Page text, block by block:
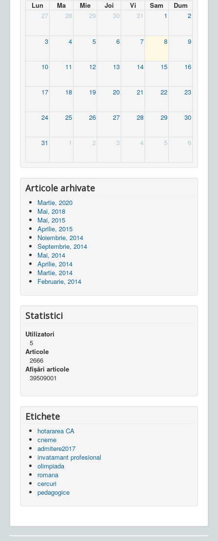
Lun Ma Mie Joi Vi Sam
Dum
27
28 29 30 31 1 2
3 4 5 6 7 8 9
10 11 12 13 14 15 16
17 18 19 20 21 22 23
24 25 26 27 28 29 30
31 1 2 3 4 5 6
Articole arhivate
Martie, 2020
Mai, 2018
Mai, 2015
Aprilie, 2015
Noiembrie, 2014
Septembrie, 2014
Mai, 2014
Aprilie, 2014
Martie, 2014
Februarie, 2014
Statistici
Utilizatori
5
Articole
2666
Afișări articole
39509001
Etichete
hotararea CA
cneme
admitere2017
invatamant profesional
olimpiada
romana
cercuri
pedagogice